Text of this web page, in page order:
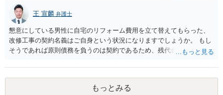
王 宣麟 弁護士
懇意にしている男性に自宅のリフォーム費用を立て替えてもらった、
改修工事の契約名義はご自身という状況になりますでしょうか。 もし
そうであれば原則債務を負うのは契約であるため、残代金を捻出して
ます。 入籍した場合でも、原則契約者が単独で全ての債務を負うこと
には変わりがありません。 なかなか対応に難しい案件であり、公開の
場でアドバイスを行うのも限界があるように思われますので、資料等
もっとみる